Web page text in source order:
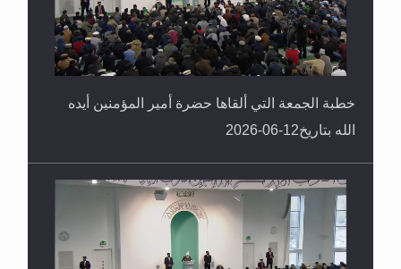
خطبة الجمعة التي ألقاها حضرة أمير المؤمنين أيده
الله بتاريخ12-06-2026